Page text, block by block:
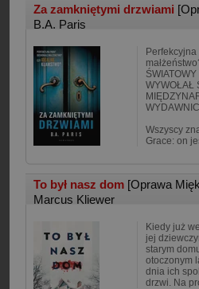
Za zamkniętymi drzwiami
B.A. Paris
WYWOŁAŁ
Wszyscy
Grace: on
To był nasz dom [Oprawa
Marcus Kliewer
Kiedy już
jej
starym
otoczonym
dnia ich
drzwi. Na